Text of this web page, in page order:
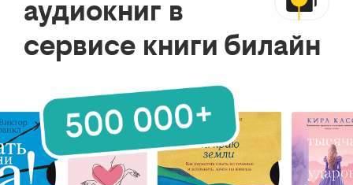
аудиокниг в
сервисе книги билайн